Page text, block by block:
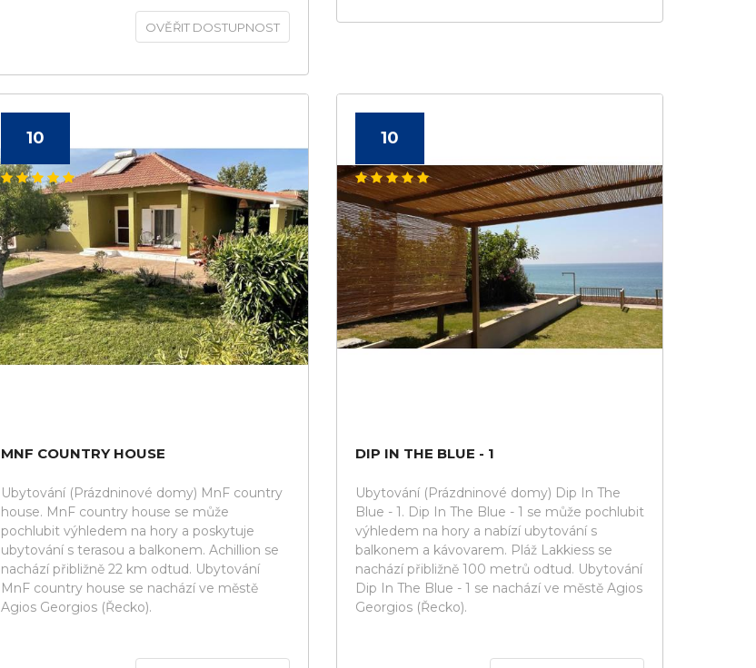
OVĚŘIT DOSTUPNOST
10
MNF COUNTRY HOUSE
Ubytování (Prázdninové domy) MnF country
house. MnF country house se může
pochlubit výhledem na hory a poskytuje
ubytování s terasou a balkonem. Achillion se
nachází přibližně 22 km odtud. Ubytování
MnF country house se nachází ve městě
Agios Georgios (Řecko).
10
DIP IN THE BLUE - 1
Ubytování (Prázdninové domy) Dip In The
Blue - 1. Dip In The Blue - 1 se může pochlubit
výhledem na hory a nabízí ubytování s
balkonem a kávovarem. Pláž Lakkiess se
nachází přibližně 100 metrů odtud. Ubytování
Dip In The Blue - 1 se nachází ve městě Agios
Georgios (Řecko).